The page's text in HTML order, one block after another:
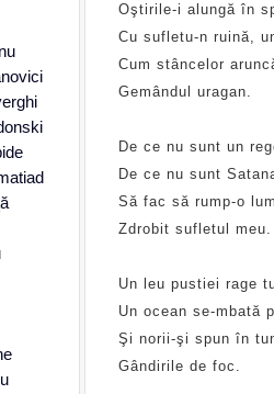
Oştirile-i alungă în
Cu sufletu-n ruină,
Cum stâncelor
Gemândul uragan.
De ce nu sunt un
De ce nu sunt
Să fac să rump-o
Zdrobit sufletul meu.
Un leu pustiei rage
Un ocean se-mbată
Şi norii-şi spun în
Gândirile de foc.